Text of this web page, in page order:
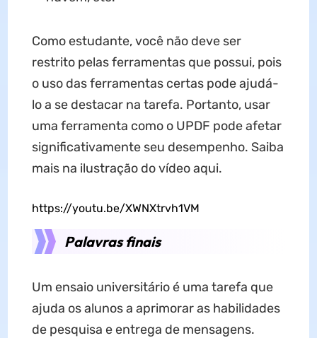
Como estudante, você não deve ser
restrito pelas ferramentas que possui, pois
o uso das ferramentas certas pode ajudá-
lo a se destacar na tarefa. Portanto, usar
uma ferramenta como o UPDF pode afetar
significativamente seu desempenho. Saiba
mais na ilustração do vídeo aqui.
https://youtu.be/XWNXtrvh1VM
Palavras finais
Um ensaio universitário é uma tarefa que
ajuda os alunos a aprimorar as habilidades
de pesquisa e entrega de mensagens.